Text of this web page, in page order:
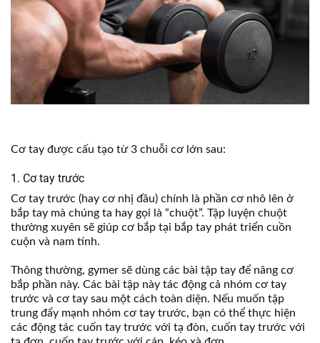
Cơ tay được cấu tạo từ 3 chuỗi cơ lớn sau:
1. Cơ tay trước
Cơ tay trước (hay cơ nhị đầu) chính là phần cơ nhô lên ở
bắp tay mà chúng ta hay gọi là “chuột”. Tập luyện chuột
thường xuyên sẽ giúp cơ bắp tại bắp tay phát triển cuồn
cuộn và nam tính.
Thông thường, gymer sẽ dùng các bài tập tay để nâng cơ
bắp phần này. Các bài tập này tác động cả nhóm cơ tay
trước và cơ tay sau một cách toàn diện. Nếu muốn tập
trung đẩy mạnh nhóm cơ tay trước, bạn có thể thực hiện
các động tác cuốn tay trước với tạ đòn, cuốn tay trước với